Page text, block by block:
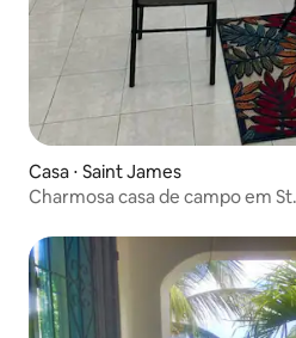
Casa ⋅ Saint James
Charmosa casa de campo em